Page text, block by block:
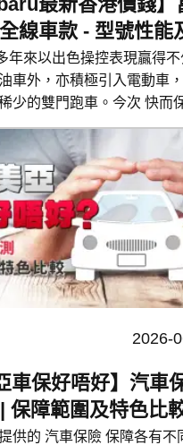
線車款 - 型號性能
年來以出色操控表現贏得不
車外，亦積極引入電動車
少的雙門跑車。今次 快而
富士 Subaru 各車型的特點
2026-
車保好唔好】汽車
保障範圍及特色比
供的 汽車保險 保障各有不